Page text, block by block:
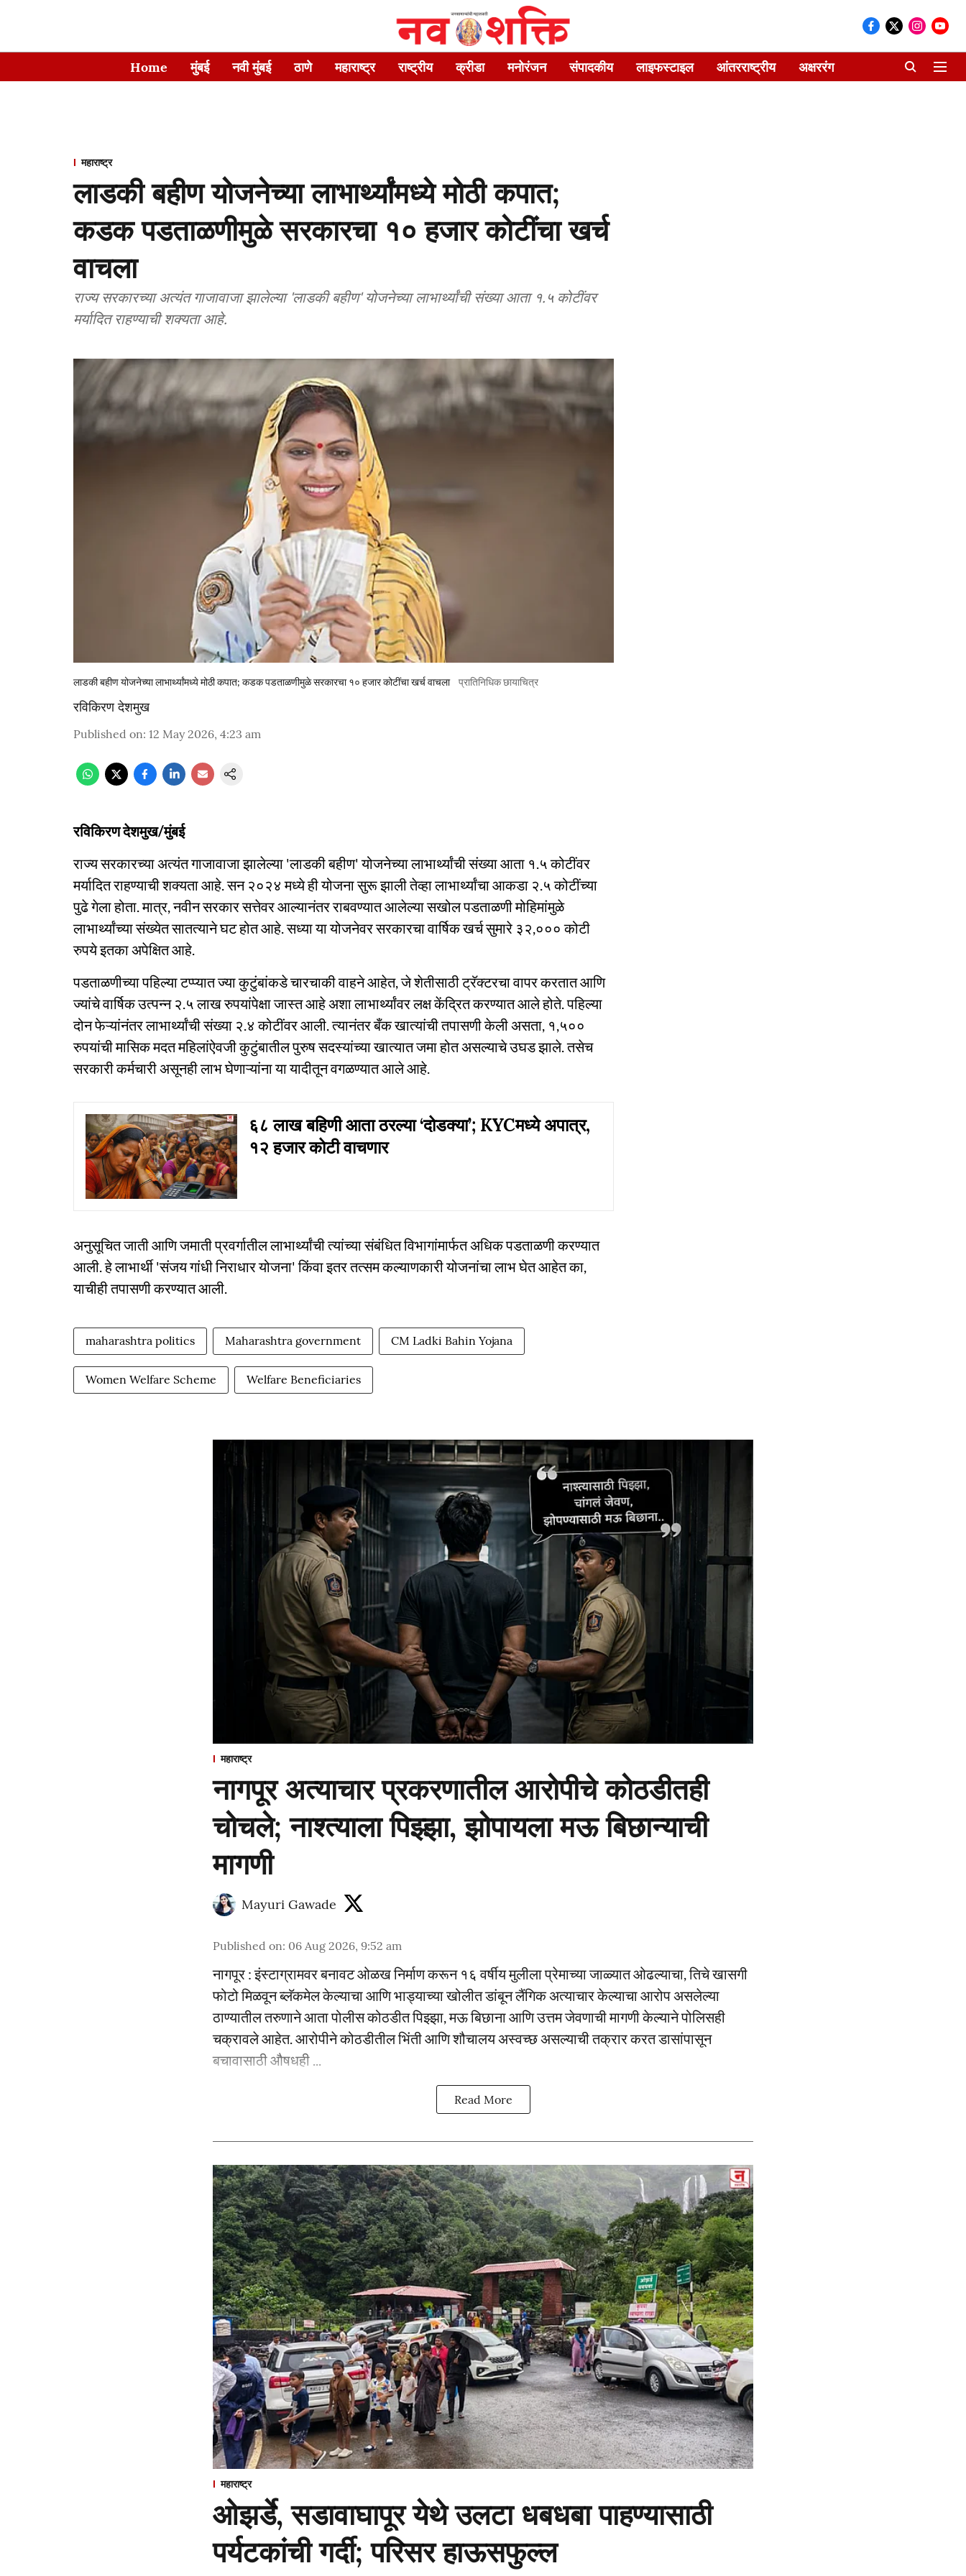
Home मुंबई नवी मुंबई ठाणे महाराष्ट्र राष्ट्रीय क्रीडा मनोरंजन संपादकीय लाइफस्टाइल आंतरराष्ट्रीय अक्षररंग
महाराष्ट्र
लाडकी बहीण योजनेच्या लाभार्थ्यांमध्ये मोठी कपात;
कडक पडताळणीमुळे सरकारचा १० हजार कोटींचा खर्च
वाचला
राज्य सरकारच्या अत्यंत गाजावाजा झालेल्या 'लाडकी बहीण' योजनेच्या लाभार्थ्यांची संख्या आता १.५ कोटींवर
मर्यादित राहण्याची शक्यता आहे.
लाडकी बहीण योजनेच्या लाभार्थ्यांमध्ये मोठी कपात; कडक पडताळणीमुळे सरकारचा १० हजार कोटींचा खर्च वाचला प्रातिनिधिक छायाचित्र
रविकिरण देशमुख
Published on: 12 May 2026, 4:23 am
रविकिरण देशमुख/मुंबई
राज्य सरकारच्या अत्यंत गाजावाजा झालेल्या 'लाडकी बहीण' योजनेच्या लाभार्थ्यांची संख्या आता १.५ कोटींवर
मर्यादित राहण्याची शक्यता आहे. सन २०२४ मध्ये ही योजना सुरू झाली तेव्हा लाभार्थ्यांचा आकडा २.५ कोटींच्या
पुढे गेला होता. मात्र, नवीन सरकार सत्तेवर आल्यानंतर राबवण्यात आलेल्या सखोल पडताळणी मोहिमांमुळे
लाभार्थ्यांच्या संख्येत सातत्याने घट होत आहे. सध्या या योजनेवर सरकारचा वार्षिक खर्च सुमारे ३२,००० कोटी
रुपये इतका अपेक्षित आहे.
पडताळणीच्या पहिल्या टप्प्यात ज्या कुटुंबांकडे चारचाकी वाहने आहेत, जे शेतीसाठी ट्रॅक्टरचा वापर करतात आणि
ज्यांचे वार्षिक उत्पन्न २.५ लाख रुपयांपेक्षा जास्त आहे अशा लाभार्थ्यांवर लक्ष केंद्रित करण्यात आले होते. पहिल्या
दोन फेऱ्यांनंतर लाभार्थ्यांची संख्या २.४ कोटींवर आली. त्यानंतर बँक खात्यांची तपासणी केली असता, १,५००
रुपयांची मासिक मदत महिलांऐवजी कुटुंबातील पुरुष सदस्यांच्या खात्यात जमा होत असल्याचे उघड झाले. तसेच
सरकारी कर्मचारी असूनही लाभ घेणाऱ्यांना या यादीतून वगळण्यात आले आहे.
६८ लाख बहिणी आता ठरल्या ‘दोडक्या’; KYCमध्ये अपात्र,
१२ हजार कोटी वाचणार
अनुसूचित जाती आणि जमाती प्रवर्गातील लाभार्थ्यांची त्यांच्या संबंधित विभागांमार्फत अधिक पडताळणी करण्यात
आली. हे लाभार्थी 'संजय गांधी निराधार योजना' किंवा इतर तत्सम कल्याणकारी योजनांचा लाभ घेत आहेत का,
याचीही तपासणी करण्यात आली.
maharashtra politics Maharashtra government CM Ladki Bahin Yojana
Women Welfare Scheme Welfare Beneficiaries
महाराष्ट्र
नागपूर अत्याचार प्रकरणातील आरोपीचे कोठडीतही
चोचले; नाश्त्याला पिझ्झा, झोपायला मऊ बिछान्याची
मागणी
Mayuri Gawade
Published on: 06 Aug 2026, 9:52 am
नागपूर : इंस्टाग्रामवर बनावट ओळख निर्माण करून १६ वर्षीय मुलीला प्रेमाच्या जाळ्यात ओढल्याचा, तिचे खासगी
फोटो मिळवून ब्लॅकमेल केल्याचा आणि भाड्याच्या खोलीत डांबून लैंगिक अत्याचार केल्याचा आरोप असलेल्या
ठाण्यातील तरुणाने आता पोलीस कोठडीत पिझ्झा, मऊ बिछाना आणि उत्तम जेवणाची मागणी केल्याने पोलिसही
चक्रावले आहेत. आरोपीने कोठडीतील भिंती आणि शौचालय अस्वच्छ असल्याची तक्रार करत डासांपासून
बचावासाठी औषधही ...
Read More
महाराष्ट्र
ओझर्डे, सडावाघापूर येथे उलटा धबधबा पाहण्यासाठी
पर्यटकांची गर्दी; परिसर हाऊसफुल्ल